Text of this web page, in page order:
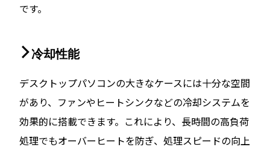
です。
冷却性能
デスクトップパソコンの大きなケースには十分な空間
があり、ファンやヒートシンクなどの冷却システムを
効果的に搭載できます。これにより、長時間の高負荷
処理でもオーバーヒートを防ぎ、処理スピードの向上